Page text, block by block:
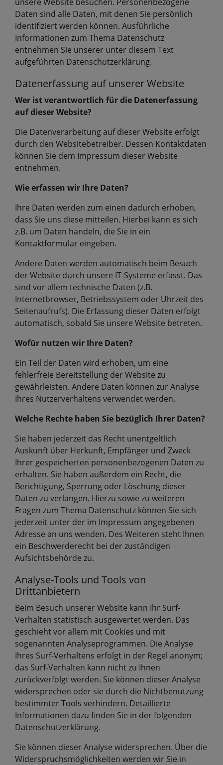
Daten sind alle Daten, mit denen Sie persönlich
identifiziert werden können. Ausführliche
Informationen zum Thema Datenschutz
entnehmen Sie unserer unter diesem Text
aufgeführten Datenschutzerklärung.
Datenerfassung auf unserer Website
Wer ist verantwortlich für die Datenerfassung
auf dieser Website?
Die Datenverarbeitung auf dieser Website erfolgt
durch den Websitebetreiber. Dessen Kontaktdaten
können Sie dem Impressum dieser Website
entnehmen.
Wie erfassen wir Ihre Daten?
Ihre Daten werden zum einen dadurch erhoben,
dass Sie uns diese mitteilen. Hierbei kann es sich
z.B. um Daten handeln, die Sie in ein
Kontaktformular eingeben.
Andere Daten werden automatisch beim Besuch
der Website durch unsere IT-Systeme erfasst. Das
sind vor allem technische Daten (z.B.
Internetbrowser, Betriebssystem oder Uhrzeit des
Seitenaufrufs). Die Erfassung dieser Daten erfolgt
automatisch, sobald Sie unsere Website betreten.
Wofür nutzen wir Ihre Daten?
Ein Teil der Daten wird erhoben, um eine
fehlerfreie Bereitstellung der Website zu
gewährleisten. Andere Daten können zur Analyse
Ihres Nutzerverhaltens verwendet werden.
Welche Rechte haben Sie bezüglich Ihrer Daten?
Sie haben jederzeit das Recht unentgeltlich
Auskunft über Herkunft, Empfänger und Zweck
Ihrer gespeicherten personenbezogenen Daten zu
erhalten. Sie haben außerdem ein Recht, die
Berichtigung, Sperrung oder Löschung dieser
Daten zu verlangen. Hierzu sowie zu weiteren
Fragen zum Thema Datenschutz können Sie sich
jederzeit unter der im Impressum angegebenen
Adresse an uns wenden. Des Weiteren steht Ihnen
ein Beschwerderecht bei der zuständigen
Aufsichtsbehörde zu.
Analyse-Tools und Tools von
Drittanbietern
Beim Besuch unserer Website kann Ihr Surf-
Verhalten statistisch ausgewertet werden. Das
geschieht vor allem mit Cookies und mit
sogenannten Analyseprogrammen. Die Analyse
Ihres Surf-Verhaltens erfolgt in der Regel anonym;
das Surf-Verhalten kann nicht zu Ihnen
zurückverfolgt werden. Sie können dieser Analyse
widersprechen oder sie durch die Nichtbenutzung
bestimmter Tools verhindern. Detaillierte
Informationen dazu finden Sie in der folgenden
Datenschutzerklärung.
Sie können dieser Analyse widersprechen. Über die
Widerspruchsmöglichkeiten werden wir Sie in